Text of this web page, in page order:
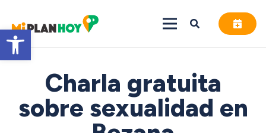
Abrir barra de herramientas
Charla gratuita
sobre sexualidad en